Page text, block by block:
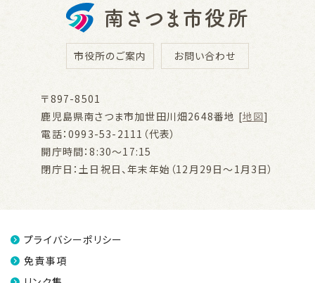
市役所のご案内 お問い合わせ
〒897-8501
鹿児島県南さつま市加世田川畑2648番地 [地図]
電話：0993-53-2111（代表）
開庁時間：8:30～17:15
閉庁日：土日祝日、年末年始（12月29日～1月3日）
プライバシーポリシー
免責事項